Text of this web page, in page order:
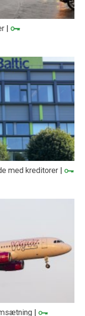
|
med kreditorer |
|